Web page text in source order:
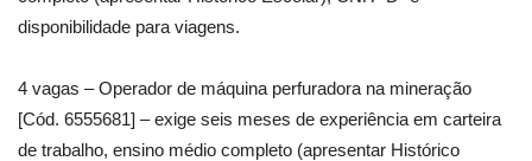
disponibilidade para viagens.
4 vagas – Operador de máquina perfuradora na mineração
[Cód. 6555681] – exige seis meses de experiência em carteira
de trabalho, ensino médio completo (apresentar Histórico